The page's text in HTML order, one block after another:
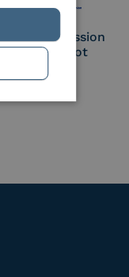
Commission
Scale Pilot